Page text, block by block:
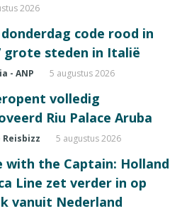
2026
code rood in
grote steden in Italië
- ANP 5 augustus 2026
volledig
Riu Palace Aruba
5 augustus 2026
with the Captain: Holland
Line zet verder in op
vanuit Nederland